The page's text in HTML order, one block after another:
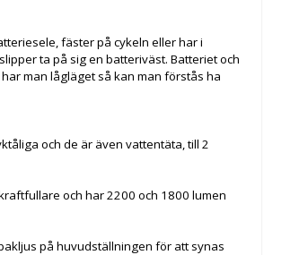
fäster på cykeln eller har i
ta på sig en batteriväst. Batteriet och
man lågläget så kan man förstås ha
och de är även vattentäta, till 2
och har 2200 och 1800 lumen
på huvudställningen för att synas